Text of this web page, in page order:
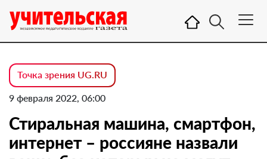
Точка зрения UG.RU
9 февраля 2022, 06:00
Стиральная машина, смартфон,
интернет – россияне назвали